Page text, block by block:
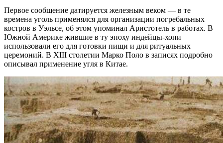
Первое сообщение датируется железным веком — в те
времена уголь применялся для организации погребальных
костров в Уэльсе, об этом упоминал Аристотель в работах. В
Южной Америке жившие в ту эпоху индейцы-хопи
использовали его для готовки пищи и для ритуальных
церемоний. В XIII столетии Марко Поло в записях подробно
описывал применение угля в Китае.